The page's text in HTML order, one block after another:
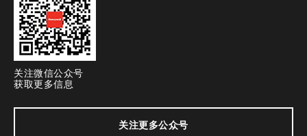
关注微信公众号
获取更多信息
关注更多公众号